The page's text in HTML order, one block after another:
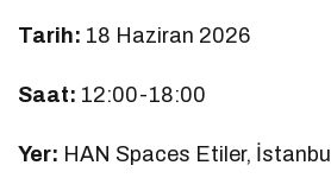
Tarih: 18 Haziran 2026
Saat: 12:00-18:00
Yer: HAN Spaces Etiler, İstanbul